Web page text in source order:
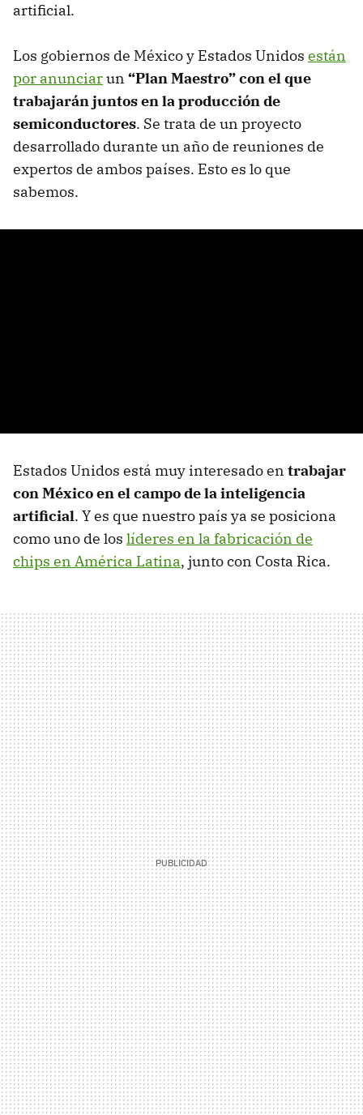
artificial.
Los gobiernos de México y Estados Unidos están
por anunciarun “Plan Maestro” con el que
trabajarán juntos en la producción de
semiconductores. Se trata de un proyecto
desarrollado durante un año de reuniones de
expertos de ambos países. Esto es lo que
sabemos.
Estados Unidos está muy interesado en trabajar
con México en el campo de la inteligencia
artificial. Y es que nuestro país ya se posiciona
como uno de los líderes en la fabricación de
chips en América Latina, junto con Costa Rica.